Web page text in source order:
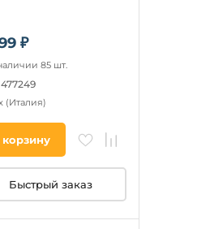
₽
85 шт.
(Италия)
корзину
Быстрый заказ